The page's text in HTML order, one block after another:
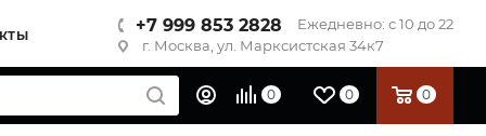
+7 999 853 2828
Ежедневно: с 10 до 22
г. Москва, ул. Марксистская 34к7
0 0 0